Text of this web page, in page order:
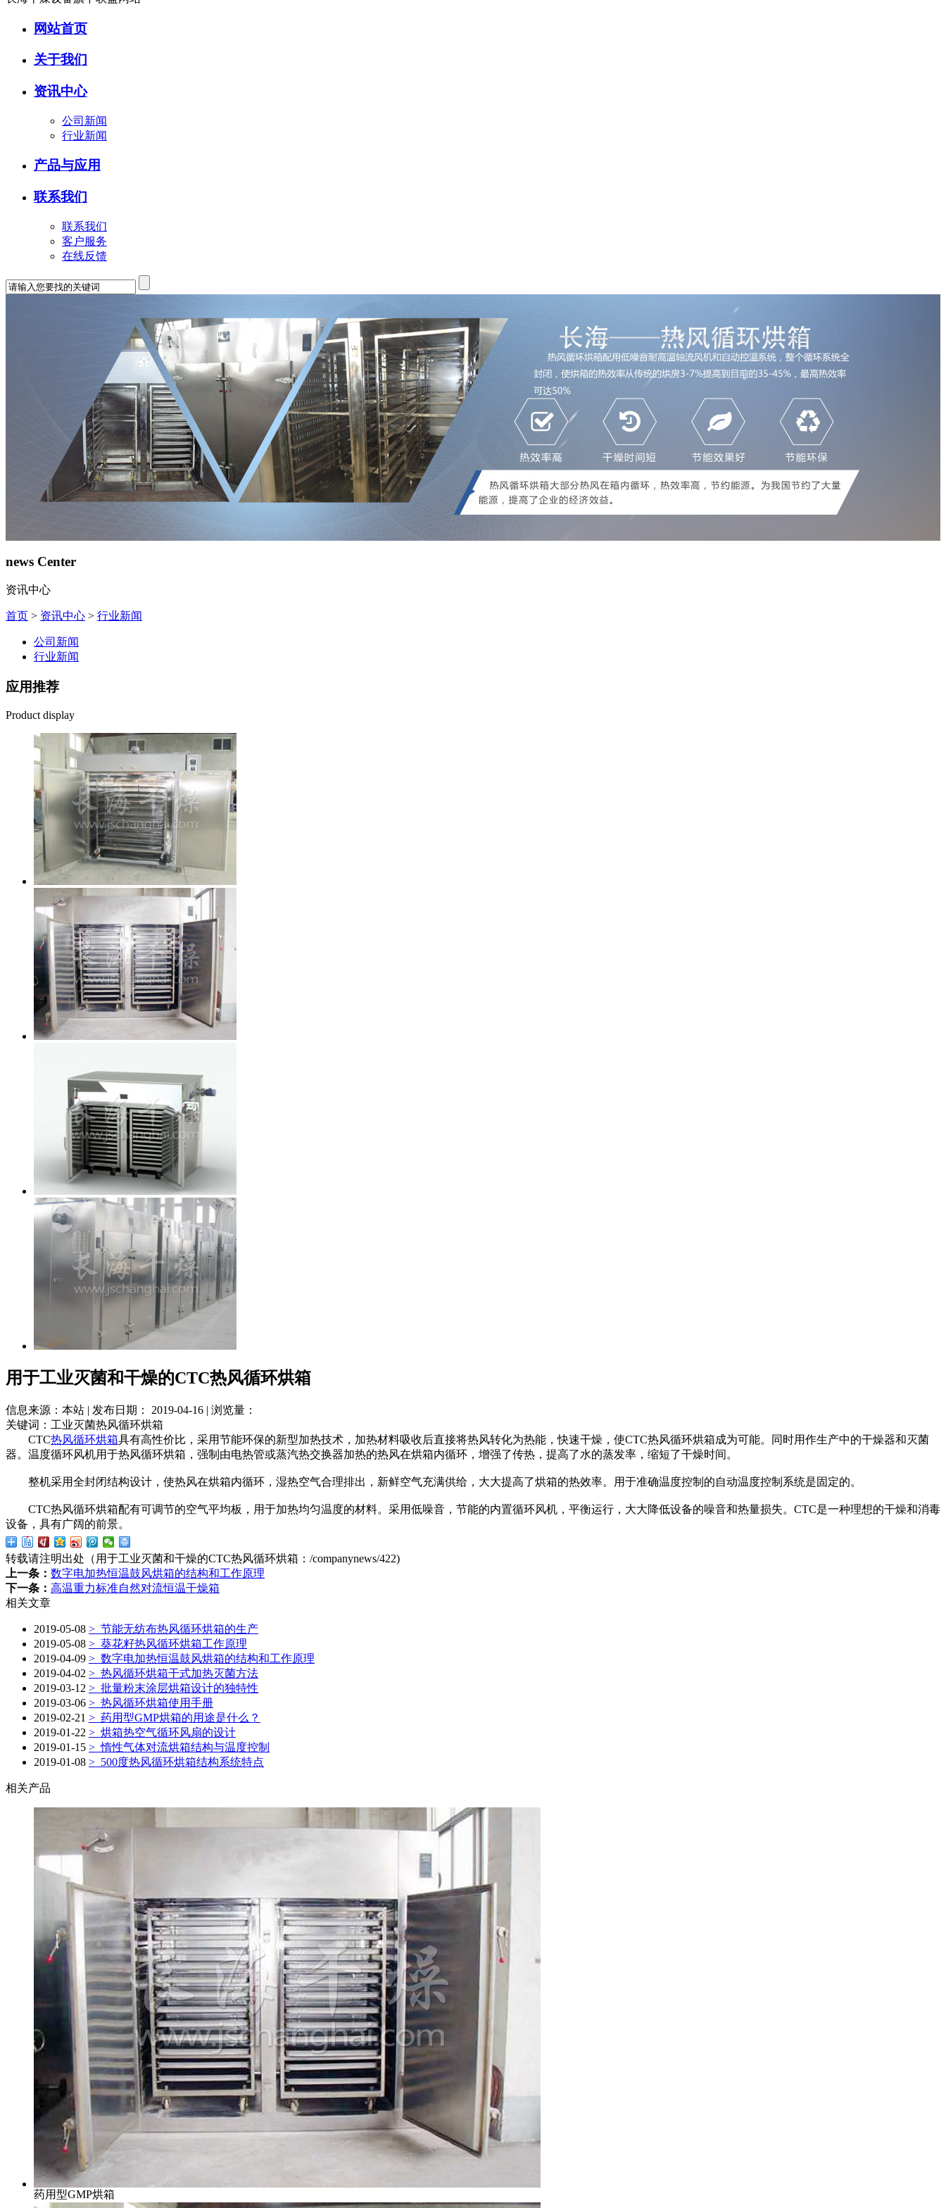
网站首页
关于我们
资讯中心
公司新闻
行业新闻
产品与应用
联系我们
联系我们
客户服务
在线反馈
news Center
资讯中心
首页 > 资讯中心 > 行业新闻
公司新闻
行业新闻
应用推荐
Product display
用于工业灭菌和干燥的CTC热风循环烘箱
信息来源：本站 | 发布日期： 2019-04-16 | 浏览量：
关键词：工业灭菌热风循环烘箱
CTC热风循环烘箱具有高性价比，采用节能环保的新型加热技术，加热材料吸收后直接将热风转化为热能，快速干燥，使CTC热风循环烘箱成为可能。同时用作生产中的干燥器和灭菌
器。温度循环风机用于热风循环烘箱，强制由电热管或蒸汽热交换器加热的热风在烘箱内循环，增强了传热，提高了水的蒸发率，缩短了干燥时间。
整机采用全封闭结构设计，使热风在烘箱内循环，湿热空气合理排出，新鲜空气充满供给，大大提高了烘箱的热效率。用于准确温度控制的自动温度控制系统是固定的。
CTC热风循环烘箱配有可调节的空气平均板，用于加热均匀温度的材料。采用低噪音，节能的内置循环风机，平衡运行，大大降低设备的噪音和热量损失。CTC是一种理想的干燥和消毒
设备，具有广阔的前景。
转载请注明出处（用于工业灭菌和干燥的CTC热风循环烘箱： /companynews/422)
上一条： 数字电加热恒温鼓风烘箱的结构和工作原理
下一条： 高温重力标准自然对流恒温干燥箱
相关文章
2019-05-08 > 节能无纺布热风循环烘箱的生产
2019-05-08 > 葵花籽热风循环烘箱工作原理
2019-04-09 > 数字电加热恒温鼓风烘箱的结构和工作原理
2019-04-02 > 热风循环烘箱干式加热灭菌方法
2019-03-12 > 批量粉末涂层烘箱设计的独特性
2019-03-06 > 热风循环烘箱使用手册
2019-02-21 > 药用型GMP烘箱的用途是什么？
2019-01-22 > 烘箱热空气循环风扇的设计
2019-01-15 > 惰性气体对流烘箱结构与温度控制
2019-01-08 > 500度热风循环烘箱结构系统特点
相关产品
药用型GMP烘箱